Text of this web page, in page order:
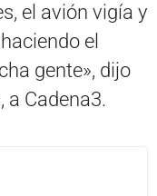
el avión vigía y
el
gente», dijo
a Cadena3.